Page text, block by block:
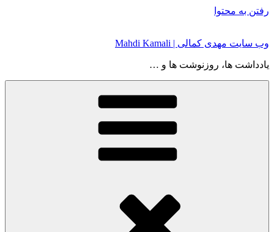
رفتن به محتوا
وب سایت مهدی کمالی | Mahdi Kamali
یادداشت ها، روزنوشت ها و …